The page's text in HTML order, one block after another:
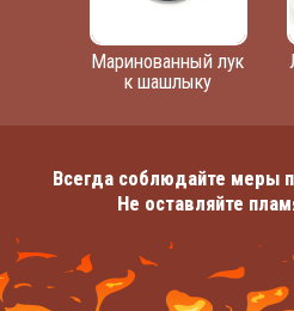
Маринованный лук
к шашлыку
Всегда соблюдайте меры
Не оставляйте